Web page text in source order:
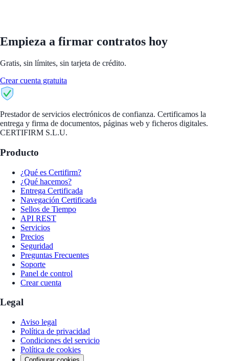
Empieza a firmar contratos hoy
Gratis, sin límites, sin tarjeta de crédito.
Crear cuenta gratuita
Prestador de servicios electrónicos de confianza. Certificamos la
entrega y firma de documentos, páginas web y ficheros digitales.
CERTIFIRM S.L.U.
Producto
¿Qué es Certifirm?
¿Qué hacemos?
Entrega Certificada
Navegación Certificada
Sellos de Tiempo
API REST
Servicios
Precios
Seguridad
Preguntas Frecuentes
Soporte
Panel de control
Crear cuenta
Legal
Aviso legal
Política de privacidad
Condiciones del servicio
Política de cookies